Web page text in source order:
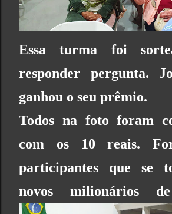
Essa turma foi
responder pergunta.
ganhou o seu prêmio.
Todos na foto foram
com os 10 reais.
participantes que se
novos milionários